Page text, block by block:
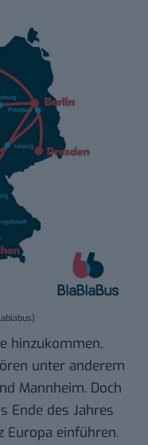
hinzukommen,
unter anderem
Mannheim. Doch
Ende des Jahres
Europa einführen.